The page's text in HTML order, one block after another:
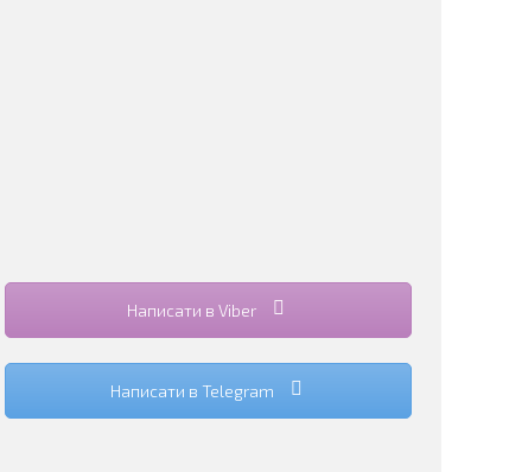
Написати в Viber
Написати в Telegram